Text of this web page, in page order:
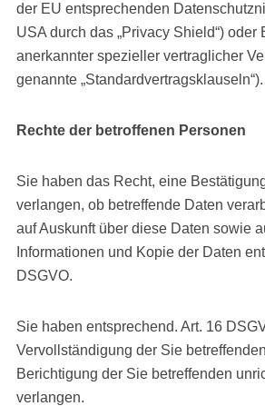
der EU entsprechenden
USA durch das „Privacy Shield“) oder
anerkannter spezieller vertraglicher
genannte „Standardvertragsklauseln“).
Rechte der betroffenen Personen
Sie haben das Recht, eine
verlangen, ob betreffende Daten
auf Auskunft über diese Daten sowie
Informationen und Kopie der Daten
DSGVO.
Sie haben entsprechend. Art. 16
Vervollständigung der Sie
Berichtigung der Sie betreffenden
verlangen.